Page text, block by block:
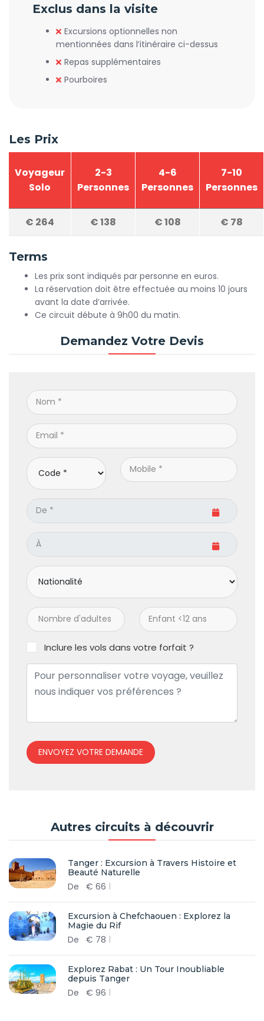
Exclus dans la visite
Excursions optionnelles non
mentionnées dans l’itinéraire ci-dessus
Repas supplémentaires
Pourboires
Les Prix
Voyageur
Solo
2-3
Personnes
4-6
Personnes
7-10
Personnes
€ 264 €138 €108 € 78
Terms
Les prix sont indiqués par personne en euros.
La réservation doit être effectuée au moins 10 jours
avant la date d’arrivée.
Ce circuit débute à 9h00 du matin.
Demandez Votre Devis
Inclure les vols dans votre forfait ?
ENVOYEZ VOTRE DEMANDE
Autres circuits à découvrir
Tanger : Excursion à Travers Histoire et
Beauté Naturelle
De € 66
Excursion à Chefchaouen : Explorez la
Magie du Rif
De € 78
Explorez Rabat : Un Tour Inoubliable
depuis Tanger
De € 96